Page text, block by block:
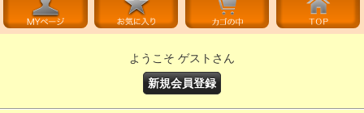
ようこそ ゲストさん
新規会員登録